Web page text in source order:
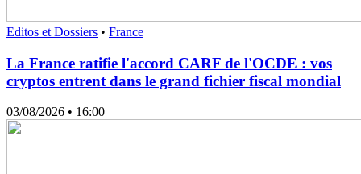
Editos et Dossiers • France
La France ratifie l'accord CARF de l'OCDE : vos
cryptos entrent dans le grand fichier fiscal mondial
03/08/2026 • 16:00